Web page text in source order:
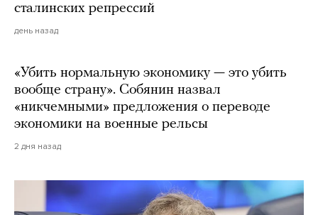
сталинских репрессий
день назад
«Убить нормальную экономику — это убить
вообще страну». Собянин назвал
«никчемными» предложения о переводе
экономики на военные рельсы
2 дня назад